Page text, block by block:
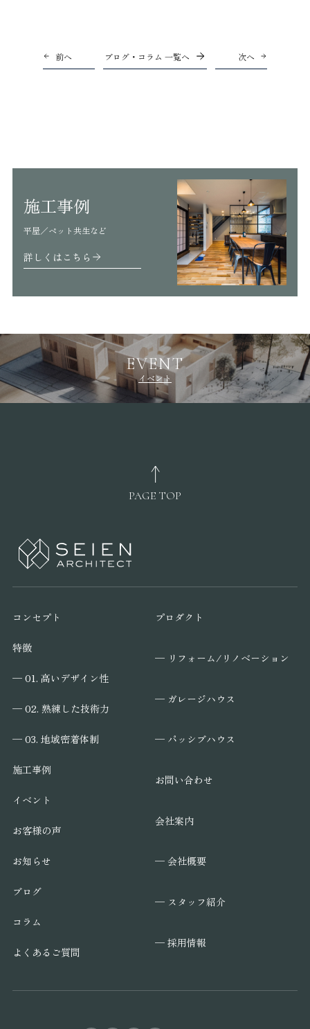
前へ ブログ・コラム 一覧へ 次へ
施工事例
平屋／ペット共生など
詳しくはこちら
EVENT
イベント
PAGE TOP
コンセプト
特徴
─ 01. 高いデザイン性
─ 02. 熟練した技術力
─ 03. 地域密着体制
施工事例
イベント
お客様の声
お知らせ
ブログ
コラム
よくあるご質問
プロダクト
─ リフォーム/リノベーション
─ ガレージハウス
─ パッシブハウス
お問い合わせ
会社案内
─ 会社概要
─ スタッフ紹介
─ 採用情報